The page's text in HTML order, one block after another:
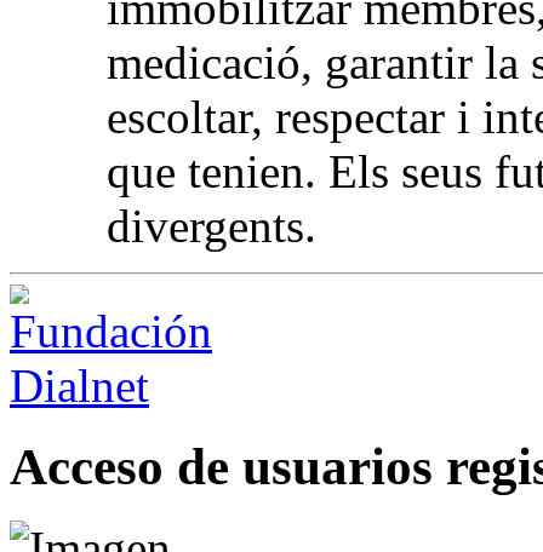
medicació, garantir la
escoltar, respectar i
que tenien. Els seus
divergents.
Acceso de usuarios